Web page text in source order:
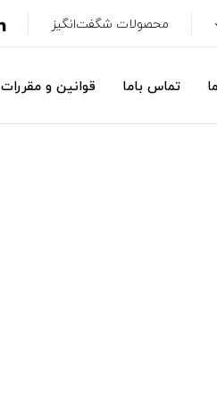
محصولات شگفت‌انگیز
تماس باما قوانین و مقررات